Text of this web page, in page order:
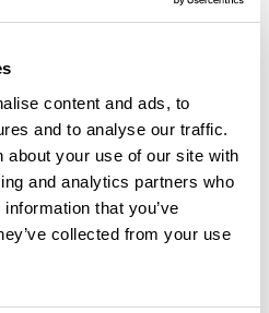
content and ads, to
and to analyse our traffic.
about your use of our site with
and analytics partners who
that you’ve
collected from your use
un avis
de 39,2 km à proximité de